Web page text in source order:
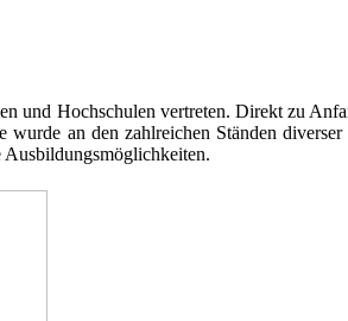
und Hochschulen vertreten. Direkt zu
an den zahlreichen Ständen
Ausbildungsmöglichkeiten.